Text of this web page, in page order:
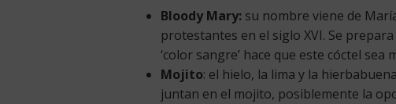
Bloody Mary: su nombre viene de
protestantes en el siglo XVI. Se
‘color sangre’ hace que este cóctel
Mojito: el hielo, la lima y la
juntan en el mojito, posiblemente la